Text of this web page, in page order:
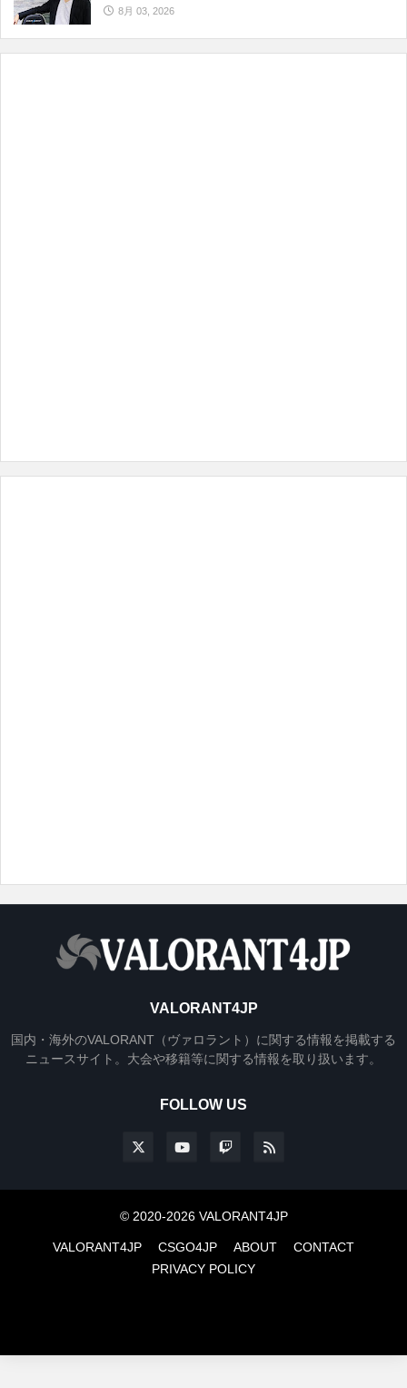
8月 03, 2026
VALORANT4JP
国内・海外のVALORANT（ヴァロラント）に関する情報を掲載する
ニュースサイト。大会や移籍等に関する情報を取り扱います。
FOLLOW US
© 2020-2026 VALORANT4JP
VALORANT4JP CSGO4JP ABOUT
CONTACT
PRIVACY POLICY